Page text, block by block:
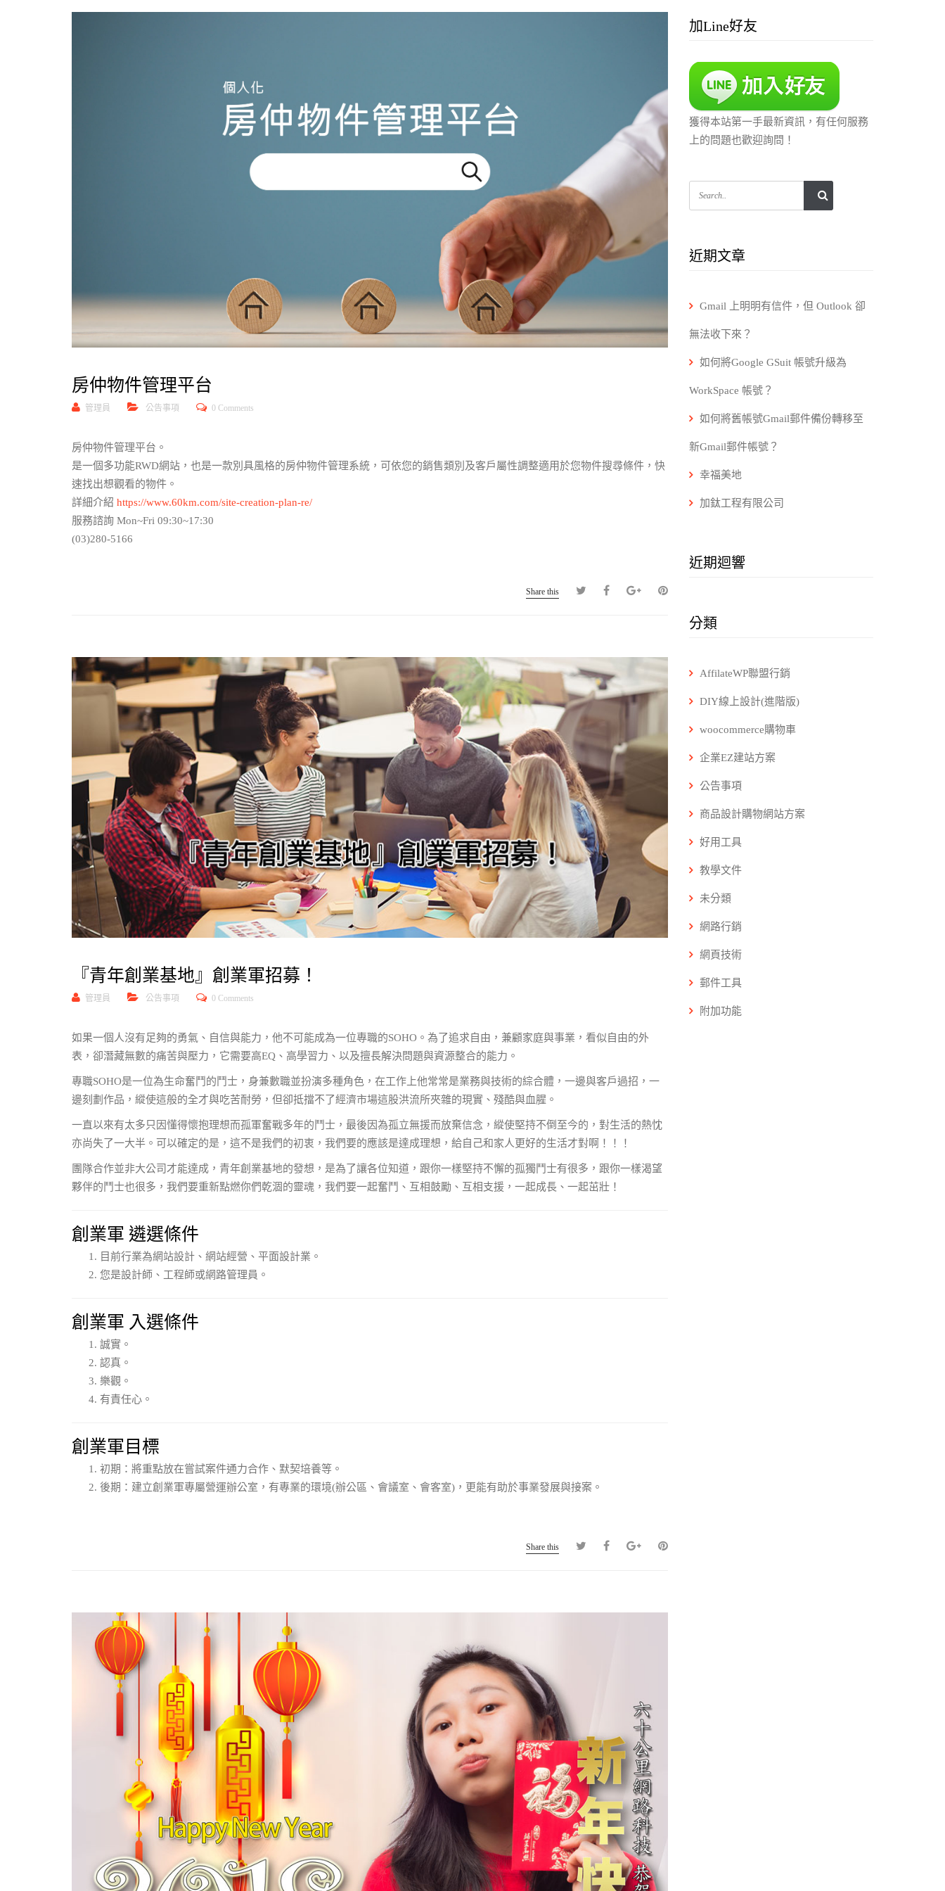
房仲物件管理平台
管理員 公告事項 0 Comments
房仲物件管理平台。
是一個多功能RWD網站，也是一款別具風格的房仲物件管理系統，可依您的銷售類別及客戶屬性調整適用於您物件搜尋條件，快
速找出想觀看的物件。
詳細介紹 https://www.60km.com/site-creation-plan-re/
服務諮詢 Mon~Fri 09:30~17:30
(03)280-5166
Share this
『青年創業基地』創業軍招募！
管理員 公告事項 0 Comments
如果一個人沒有足夠的勇氣、自信與能力，他不可能成為一位專職的SOHO。為了追求自由，兼顧家庭與事業，看似自由的外
表，卻潛藏無數的痛苦與壓力，它需要高EQ、高學習力、以及擅長解決問題與資源整合的能力。
專職SOHO是一位為生命奮鬥的鬥士，身兼數職並扮演多種角色，在工作上他常常是業務與技術的綜合體，一邊與客戶過招，一
邊刻劃作品，縱使這般的全才與吃苦耐勞，但卻抵擋不了經濟市場這股洪流所夾雜的現實、殘酷與血腥。
一直以來有太多只因懂得懷抱理想而孤軍奮戰多年的鬥士，最後因為孤立無援而放棄信念，縱使堅持不倒至今的，對生活的熱忱
亦尚失了一大半。可以確定的是，這不是我們的初衷，我們要的應該是達成理想，給自己和家人更好的生活才對啊！！！
團隊合作並非大公司才能達成，青年創業基地的發想，是為了讓各位知道，跟你一樣堅持不懈的孤獨鬥士有很多，跟你一樣渴望
夥伴的鬥士也很多，我們要重新點燃你們乾涸的靈魂，我們要一起奮鬥、互相鼓勵、互相支援，一起成長、一起茁壯！
創業軍 遴選條件
目前行業為網站設計、網站經營、平面設計業。
您是設計師、工程師或網路管理員。
創業軍 入選條件
誠實。
認真。
樂觀。
有責任心。
創業軍目標
初期：將重點放在嘗試案件通力合作、默契培養等。
後期：建立創業軍專屬營運辦公室，有專業的環境(辦公區、會議室、會客室)，更能有助於事業發展與接案。
Share this
加Line好友
獲得本站第一手最新資訊，有任何服務
上的問題也歡迎詢問！
近期文章
Gmail 上明明有信件，但 Outlook 卻
無法收下來？
如何將Google GSuit 帳號升級為
WorkSpace 帳號？
如何將舊帳號Gmail郵件備份轉移至
新Gmail郵件帳號？
幸福美地
加鈦工程有限公司
近期迴響
分類
AffilateWP聯盟行銷
DIY線上設計(進階版)
woocommerce購物車
企業EZ建站方案
公告事項
商品設計購物網站方案
好用工具
教學文件
未分類
網路行銷
網頁技術
郵件工具
附加功能